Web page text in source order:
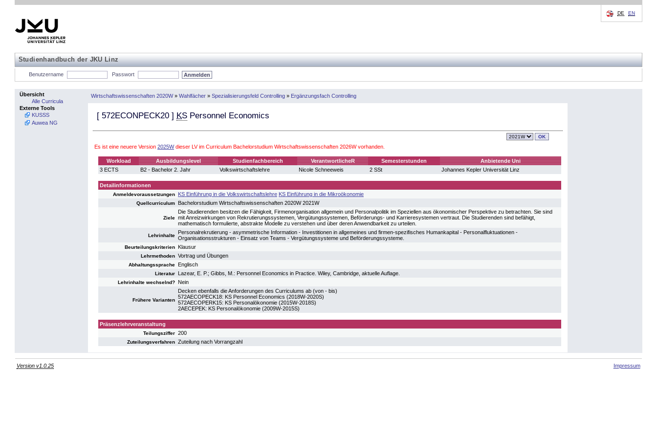
Studienhandbuch der JKU Linz
DE EN
Benutzername Passwort
Übersicht
Alle Curricula
Externe Tools
KUSSS
Auwea NG
Wirtschaftswissenschaften 2020W » Wahlfächer » Spezialisierungsfeld Controlling » Ergänzungsfach Controlling
[ 572ECONPECK20 ] KS Personnel Economics
Es ist eine neuere Version 2025Wdieser LV im Curriculum Bachelorstudium Wirtschaftswissenschaften 2026W vorhanden.
Workload Ausbildungslevel Studienfachbereich VerantwortlicheR Semesterstunden
Anbietende Uni
3 ECTS
B2 - Bachelor 2. Jahr Volkswirtschaftslehre Nicole Schneeweis 2 SSt Johannes Kepler Universität Linz
Detailinformationen
Anmeldevoraussetzungen KS Einführung in die Volkswirtschaftslehre KS Einführung in die Mikroökonomie
Quellcurriculum Bachelorstudium Wirtschaftswissenschaften 2020W 2021W
Ziele
Die Studierenden besitzen die Fähigkeit, Firmenorganisation allgemein und Personalpolitik im Speziellen aus ökonomischer Perspektive zu betrachten. Sie sind
mit Anreizwirkungen von Rekrutierungssystemen, Vergütungssystemen, Beförderungs- und Karrieresystemen vertraut. Die Studierenden sind befähigt,
mathematisch formulierte, abstrakte Modelle zu verstehen und über deren Anwendbarkeit zu urteilen.
Lehrinhalte
Personalrekrutierung - asymmetrische Information - Investitionen in allgemeines und firmen-spezifisches Humankapital - Personalfluktuationen -
Organisationsstrukturen - Einsatz von Teams - Vergütungssysteme und Beförderungssysteme.
Beurteilungskriterien Klausur
Lehrmethoden Vortrag und Übungen
Abhaltungssprache Englisch
Literatur Lazear, E. P.; Gibbs, M.: Personnel Economics in Practice. Wiley, Cambridge, aktuelle Auflage.
Lehrinhalte wechselnd? Nein
Frühere Varianten
Decken ebenfalls die Anforderungen des Curriculums ab (von - bis)
572AECOPECK18: KS Personnel Economics (2018W-2020S)
572AECOPERK15: KS Personalökonomie (2015W-2018S)
2AECEPEK: KS Personalökonomie (2009W-2015S)
Präsenzlehrveranstaltung
Teilungsziffer 200
Zuteilungsverfahren Zuteilung nach Vorrangzahl
Version v1.0.25 Impressum